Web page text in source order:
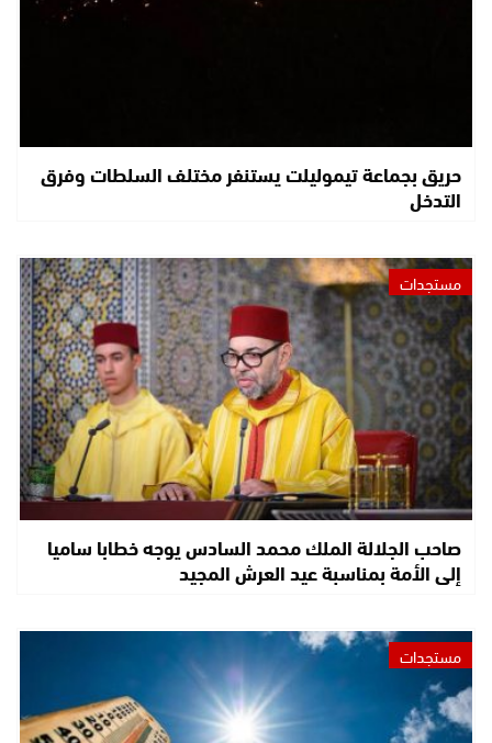
حريق بجماعة تيموليلت يستنفر مختلف السلطات وفرق
التدخل
مستجدات
صاحب الجلالة الملك محمد السادس يوجه خطابا ساميا
إلى الأمة بمناسبة عيد العرش المجيد
مستجدات